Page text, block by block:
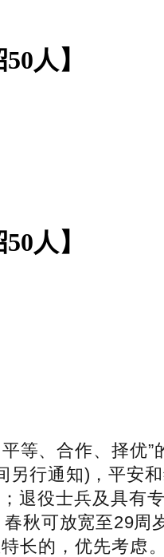
人】
人】
、合作、择优”
行通知)，平安
退役士兵及具有
秋可放宽至29
长的，优先考虑